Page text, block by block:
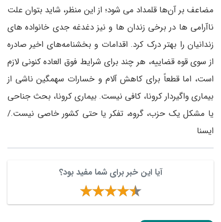
مضاعف بر آن‌ها قلمداد می شود؛ از این منظر، شاید بتوان علت
ناآرامی ها در برخی زندان ها و نیز دغدغه جدی خانواده های
زندانیان را بهتر درک کرد. اقدامات و بخشنامه‌های اخیر صادره
از سوی قوه قضاییه، هر چند برای شرایط فوق العاده کنونی لازم
است، اما قطعاً برای کاهش آلام و خسارات سهمگین ناشی از
بیماری واگیردار کرونا، کافی نیست. بیماری کرونا، بحث جناحی
یا مشکل یک حزب، گروه، تفکر یا حتی کشور خاصی نیست./
ایسنا
آیا این خبر برای شما مفید بود؟